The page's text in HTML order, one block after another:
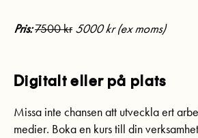
Pris:7500 kr 5000 kr (ex moms)
Digitalt eller på plats
Missa inte chansen att utveckla ert
medier. Boka en kurs till din